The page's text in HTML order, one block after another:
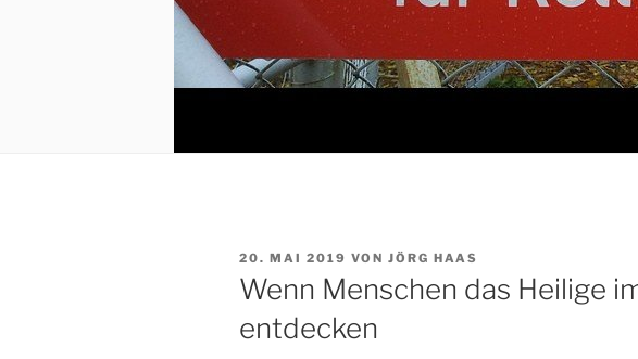
VERÖFFENTLICHT
AM
20. MAI 2019 VON JÖRG HAAS
Wenn Menschen das Heilige
entdecken